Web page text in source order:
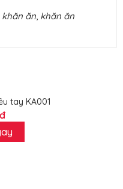
khăn ăn, khăn ăn
tay KA001